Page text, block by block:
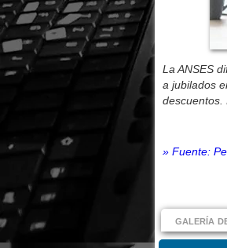
La ANSES
a jubilados
descuentos.
» Fuente:
galería